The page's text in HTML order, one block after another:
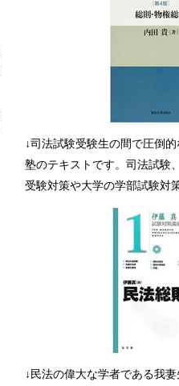
↓司法試験受験生の間で圧倒
塾のテキストです。司法試験
受験対策や大学の学部試験対
↓民法の偉大な学者である我